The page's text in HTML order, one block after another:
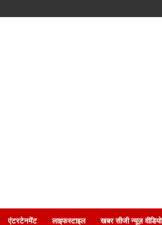
एंटरटेनमेंट लाइफस्टाइल खबर सीजी न्यूज़ वीडियो